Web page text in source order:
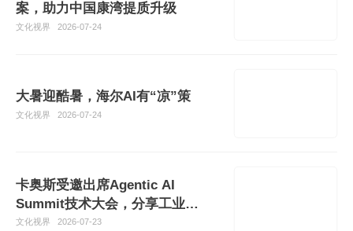
案，助力中国康湾提质升级
文化视界 2026-07-24
大暑迎酷暑，海尔AI有“凉”策
文化视界 2026-07-24
卡奥斯受邀出席Agentic AI
Summit技术大会，分享工业
Agent可信落地实践
文化视界 2026-07-23